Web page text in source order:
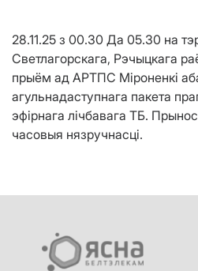
28.11.25 з 00.30 Да 05.30 на
Светлагорскага, Рэчыцкага
прыём ад АРТПС Міроненкі
агульнадаступнага пакета
эфірнага лічбавага ТБ.
часовыя нязручнасці.